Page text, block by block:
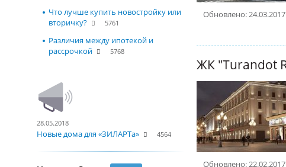
Что лучше купить новостройку или
вторичку?
5761
Различия между ипотекой и
рассрочкой
5768
28.05.2018
Новые дома для «ЗИЛАРТа» 4564
Обновлено: 24.03.2017
Обновлено: 22.02.2017